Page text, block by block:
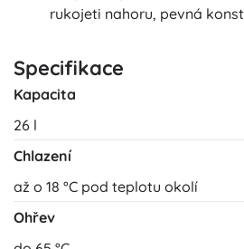
rukojeti nahoru, pevná
Specifikace
Kapacita
26 l
Chlazení
až o 18 °C pod teplotu okolí
Ohřev